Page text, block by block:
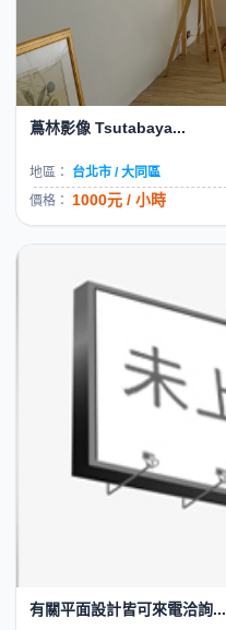
蔦林影像 Tsutabaya...
地區：
台北市 / 大同區
價格： 1000元 / 小時
有關平面設計皆可來電洽詢...